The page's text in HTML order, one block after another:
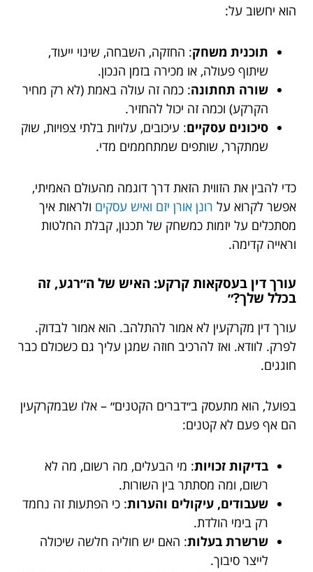
הוא יחשוב על:
תוכנית משחק: החזקה, השבחה, שינוי ייעוד,
שיתוף פעולה, או מכירה בזמן הנכון.
שורה תחתונה: כמה זה עולה באמת (לא רק מחיר
הקרקע) וכמה זה יכול להחזיר.
סיכונים עסקיים: עיכובים, עלויות בלתי צפויות, שוק
שמתקרר, שותפים שמתחממים מדי.
כדי להבין את הזווית הזאת דרך דוגמה מהעולם האמיתי,
אפשר לקרוא על רונן אורן יזם ואיש עסקים ולראות איך
מסתכלים על יזמות כמשחק של תכנון, קבלת החלטות
וראייה קדימה.
עורך דין בעסקאות קרקע: האיש של ה״רגע, זה
בכלל שלך?״
עורך דין מקרקעין לא אמור להתלהב. הוא אמור לבדוק.
לפרק. לוודא. ואז להרכיב חוזה שמגן עליך גם כשכולם כבר
חוגגים.
בפועל, הוא מתעסק ב״דברים הקטנים״ – אלו שבמקרקעין
הם אף פעם לא קטנים:
בדיקות זכויות: מי הבעלים, מה רשום, מה לא
רשום, ומה מסתתר בין השורות.
שעבודים, עיקולים והערות: כי הפתעות זה נחמד
רק בימי הולדת.
שרשרת בעלות: האם יש חוליה חלשה שיכולה
לייצר סיבוך.